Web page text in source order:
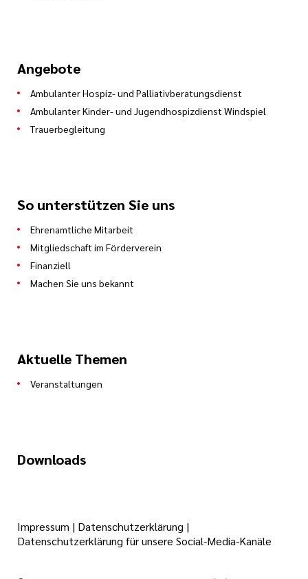
Angebote
Ambulanter Hospiz- und Palliativberatungsdienst
Ambulanter Kinder- und Jugendhospizdienst Windspiel
Trauerbegleitung
So unterstützen Sie uns
Ehrenamtliche Mitarbeit
Mitgliedschaft im Förderverein
Finanziell
Machen Sie uns bekannt
Aktuelle Themen
Veranstaltungen
Downloads
Impressum | Datenschutzerklärung |
Datenschutzerklärung für unsere Social-Media-Kanäle